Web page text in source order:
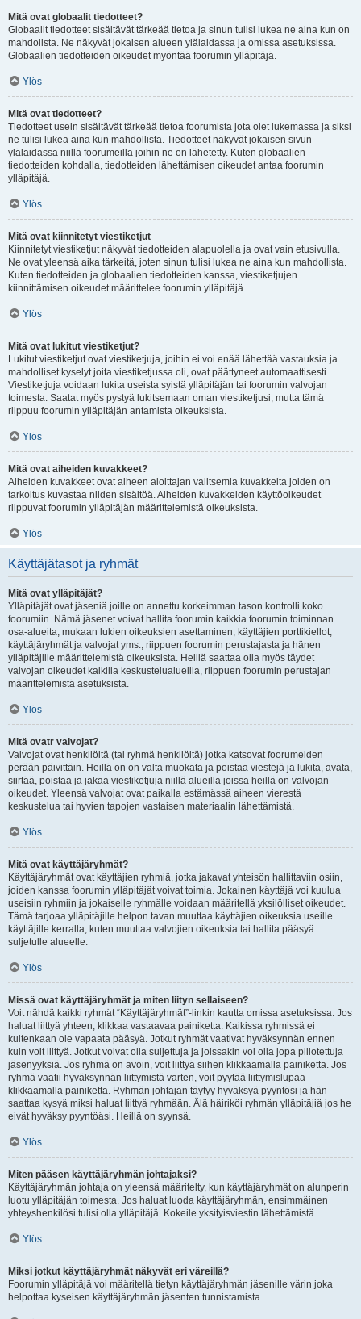
Mitä ovat globaalit tiedotteet?
Globaalit tiedotteet sisältävät tärkeää tietoa ja sinun tulisi lukea ne aina kun on
mahdolista. Ne näkyvät jokaisen alueen ylälaidassa ja omissa asetuksissa.
Globaalien tiedotteiden oikeudet myöntää foorumin ylläpitäjä.
Ylös
Mitä ovat tiedotteet?
Tiedotteet usein sisältävät tärkeää tietoa foorumista jota olet lukemassa ja siksi
ne tulisi lukea aina kun mahdollista. Tiedotteet näkyvät jokaisen sivun
ylälaidassa niillä foorumeilla joihin ne on lähetetty. Kuten globaalien
tiedotteiden kohdalla, tiedotteiden lähettämisen oikeudet antaa foorumin
ylläpitäjä.
Ylös
Mitä ovat kiinnitetyt viestiketjut
Kiinnitetyt viestiketjut näkyvät tiedotteiden alapuolella ja ovat vain etusivulla.
Ne ovat yleensä aika tärkeitä, joten sinun tulisi lukea ne aina kun mahdollista.
Kuten tiedotteiden ja globaalien tiedotteiden kanssa, viestiketjujen
kiinnittämisen oikeudet määrittelee foorumin ylläpitäjä.
Ylös
Mitä ovat lukitut viestiketjut?
Lukitut viestiketjut ovat viestiketjuja, joihin ei voi enää lähettää vastauksia ja
mahdolliset kyselyt joita viestiketjussa oli, ovat päättyneet automaattisesti.
Viestiketjuja voidaan lukita useista syistä ylläpitäjän tai foorumin valvojan
toimesta. Saatat myös pystyä lukitsemaan oman viestiketjusi, mutta tämä
riippuu foorumin ylläpitäjän antamista oikeuksista.
Ylös
Mitä ovat aiheiden kuvakkeet?
Aiheiden kuvakkeet ovat aiheen aloittajan valitsemia kuvakkeita joiden on
tarkoitus kuvastaa niiden sisältöä. Aiheiden kuvakkeiden käyttöoikeudet
riippuvat foorumin ylläpitäjän määrittelemistä oikeuksista.
Ylös
Käyttäjätasot ja ryhmät
Mitä ovat ylläpitäjät?
Ylläpitäjät ovat jäseniä joille on annettu korkeimman tason kontrolli koko
foorumiin. Nämä jäsenet voivat hallita foorumin kaikkia foorumin toiminnan
osa-alueita, mukaan lukien oikeuksien asettaminen, käyttäjien porttikiellot,
käyttäjäryhmät ja valvojat yms., riippuen foorumin perustajasta ja hänen
ylläpitäjille määrittelemistä oikeuksista. Heillä saattaa olla myös täydet
valvojan oikeudet kaikilla keskustelualueilla, riippuen foorumin perustajan
määrittelemistä asetuksista.
Ylös
Mitä ovatr valvojat?
Valvojat ovat henkilöitä (tai ryhmä henkilöitä) jotka katsovat foorumeiden
perään päivittäin. Heillä on on valta muokata ja poistaa viestejä ja lukita, avata,
siirtää, poistaa ja jakaa viestiketjuja niillä alueilla joissa heillä on valvojan
oikeudet. Yleensä valvojat ovat paikalla estämässä aiheen vierestä
keskustelua tai hyvien tapojen vastaisen materiaalin lähettämistä.
Ylös
Mitä ovat käyttäjäryhmät?
Käyttäjäryhmät ovat käyttäjien ryhmiä, jotka jakavat yhteisön hallittaviin osiin,
joiden kanssa foorumin ylläpitäjät voivat toimia. Jokainen käyttäjä voi kuulua
useisiin ryhmiin ja jokaiselle ryhmälle voidaan määritellä yksilölliset oikeudet.
Tämä tarjoaa ylläpitäjille helpon tavan muuttaa käyttäjien oikeuksia useille
käyttäjille kerralla, kuten muuttaa valvojien oikeuksia tai hallita pääsyä
suljetulle alueelle.
Ylös
Missä ovat käyttäjäryhmät ja miten liityn sellaiseen?
Voit nähdä kaikki ryhmät “Käyttäjäryhmät”-linkin kautta omissa asetuksissa. Jos
haluat liittyä yhteen, klikkaa vastaavaa painiketta. Kaikissa ryhmissä ei
kuitenkaan ole vapaata pääsyä. Jotkut ryhmät vaativat hyväksynnän ennen
kuin voit liittyä. Jotkut voivat olla suljettuja ja joissakin voi olla jopa piilotettuja
jäsenyyksiä. Jos ryhmä on avoin, voit liittyä siihen klikkaamalla painiketta. Jos
ryhmä vaatii hyväksynnän liittymistä varten, voit pyytää liittymislupaa
klikkaamalla painiketta. Ryhmän johtajan täytyy hyväksyä pyyntösi ja hän
saattaa kysyä miksi haluat liittyä ryhmään. Älä häiriköi ryhmän ylläpitäjiä jos he
eivät hyväksy pyyntöäsi. Heillä on syynsä.
Ylös
Miten pääsen käyttäjäryhmän johtajaksi?
Käyttäjäryhmän johtaja on yleensä määritelty, kun käyttäjäryhmät on alunperin
luotu ylläpitäjän toimesta. Jos haluat luoda käyttäjäryhmän, ensimmäinen
yhteyshenkilösi tulisi olla ylläpitäjä. Kokeile yksityisviestin lähettämistä.
Ylös
Miksi jotkut käyttäjäryhmät näkyvät eri väreillä?
Foorumin ylläpitäjä voi määritellä tietyn käyttäjäryhmän jäsenille värin joka
helpottaa kyseisen käyttäjäryhmän jäsenten tunnistamista.